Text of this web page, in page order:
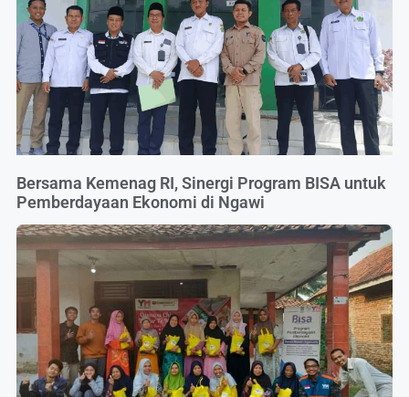
Bersama Kemenag RI, Sinergi Program BISA untuk
Pemberdayaan Ekonomi di Ngawi